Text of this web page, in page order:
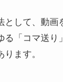
として、動画
る「コマ送り
ます。